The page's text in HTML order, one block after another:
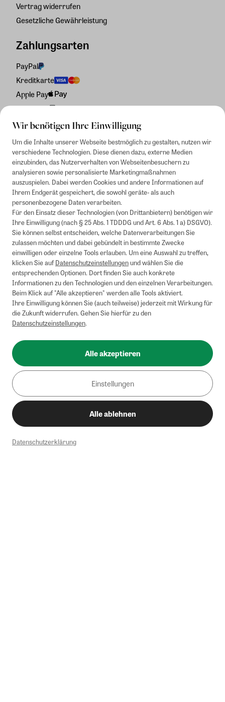
Wir benötigen Ihre Einwilligung
Um die Inhalte unserer Webseite bestmöglich zu gestalten, nutzen wir
verschiedene Technologien. Diese dienen dazu, externe Medien
einzubinden, das Nutzerverhalten von Webseitenbesuchern zu
analysieren sowie personalisierte Marketingmaßnahmen
auszuspielen. Dabei werden Cookies und andere Informationen auf
Ihrem Endgerät gespeichert, die sowohl geräte- als auch
personenbezogene Daten verarbeiten.
Für den Einsatz dieser Technologien (von Drittanbietern) benötigen wir
Ihre Einwilligung (nach § 25 Abs. 1 TDDDG und Art. 6 Abs. 1 a) DSGVO).
Sie können selbst entscheiden, welche Datenverarbeitungen Sie
zulassen möchten und dabei gebündelt in bestimmte Zwecke
einwilligen oder einzelne Tools erlauben. Um eine Auswahl zu treffen,
klicken Sie aufDatenschutzeinstellungenund wählen Sie die
entsprechenden Optionen. Dort finden Sie auch konkrete
Informationen zu den Technologien und den einzelnen Verarbeitungen.
Beim Klick auf "Alle akzeptieren" werden alle Tools aktiviert.
Ihre Einwilligung können Sie (auch teilweise) jederzeit mit Wirkung für
die Zukunft widerrufen. Gehen Sie hierfür zu den
Datenschutzeinstellungen.
Alle akzeptieren
Einstellungen
Alle ablehnen
Datenschutzerklärung
Vertrag widerrufen
Gesetzliche Gewährleistung
Zahlungsarten
PayPal
Kreditkarte
Apple Pay
Rechnung